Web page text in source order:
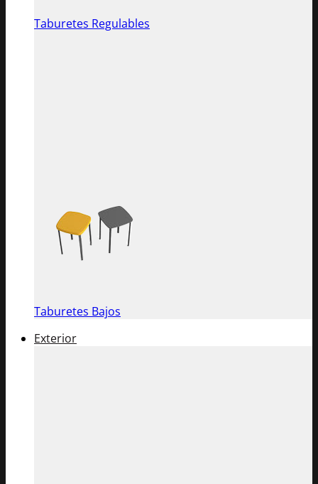
Taburetes Regulables
Taburetes Bajos
Exterior